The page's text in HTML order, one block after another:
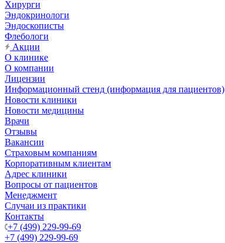
Хирурги
Эндокринологи
Эндоскописты
Флебологи
Акции
О клинике
О компании
Лицензии
Информационный стенд (информация для пациентов)
Новости клиники
Новости медицины
Врачи
Отзывы
Вакансии
Страховым компаниям
Корпоративным клиентам
Адрес клиники
Вопросы от пациентов
Менеджмент
Случаи из практики
Контакты
+7 (499) 229-99-69
+7 (499) 229-99-69